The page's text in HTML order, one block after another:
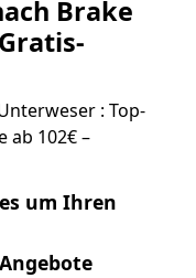
Brake
: Top-
ab 102€ –
um Ihren